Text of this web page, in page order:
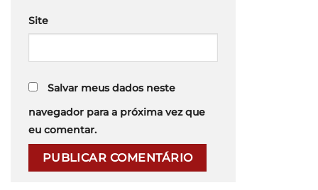
Site
Salvar meus dados neste
navegador para a próxima vez que
eu comentar.